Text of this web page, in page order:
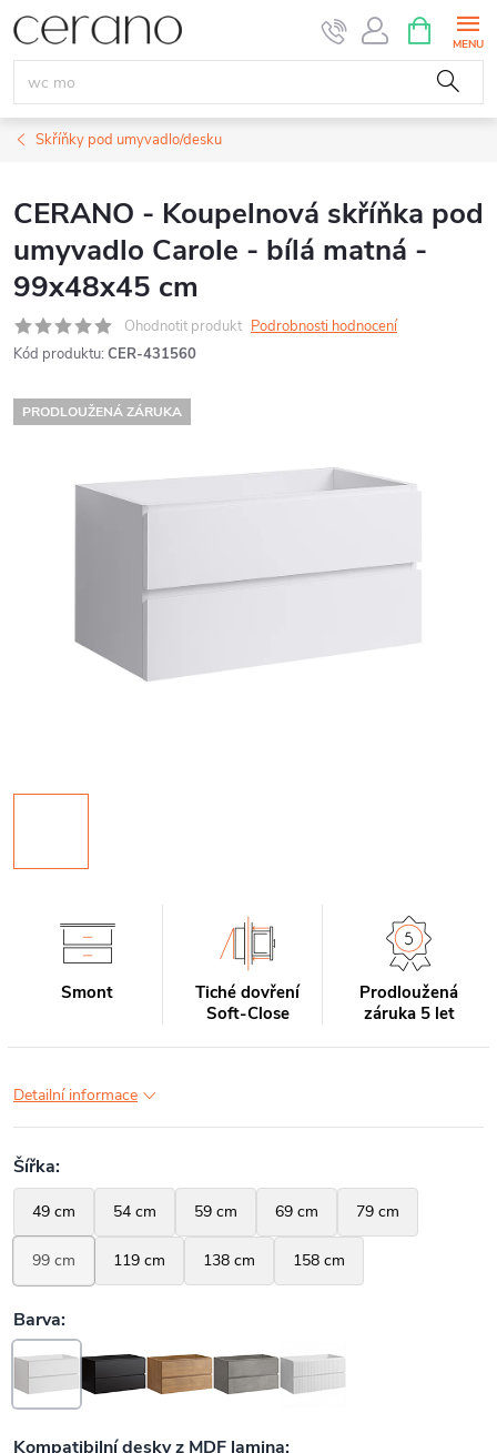
Přejít
na
obsah
NÁKUPNÍ
KOŠÍK
Skříňky pod umyvadlo/desku
CERANO - Koupelnová skříňka pod
umyvadlo Carole - bílá matná -
99x48x45 cm
Ohodnotit produkt Podrobnosti hodnocení
Kód produktu: CER-431560
PRODLOUŽENÁ ZÁRUKA
Smont
Tiché dovření
Soft-Close
Prodloužená
záruka 5 let
Detailní informace